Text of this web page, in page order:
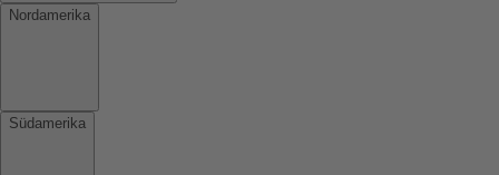
Nordamerika
Südamerika